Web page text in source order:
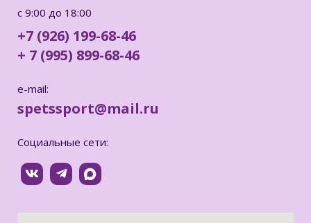
с 9:00 до 18:00
+7 (926) 199-68-46
+ 7 (995) 899-68-46
e-mail:
spetssport@mail.ru
Социальные сети: